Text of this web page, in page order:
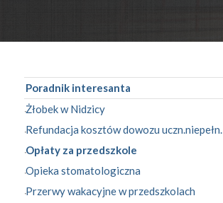
Poradnik interesanta
Żłobek w Nidzicy
Refundacja kosztów dowozu uczn.niepełn.
Opłaty za przedszkole
Opieka stomatologiczna
Przerwy wakacyjne w przedszkolach